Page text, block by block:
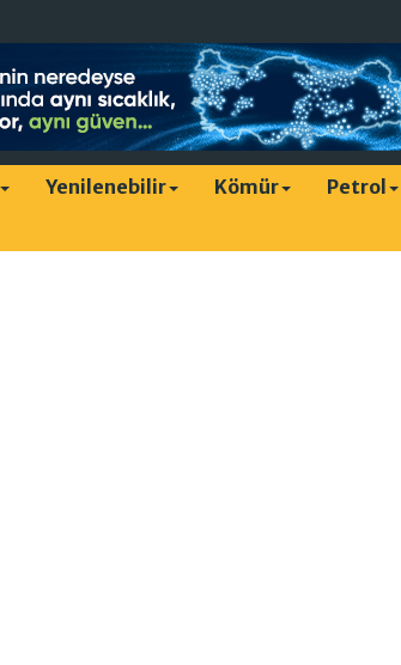
Yenilenebilir Kömür Petrol